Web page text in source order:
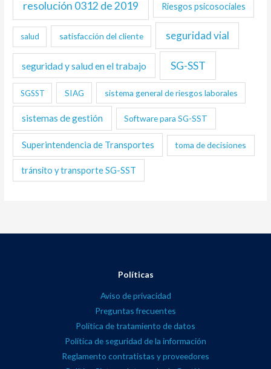
resolución 0312 de 2019 Riesgos psicosociales
salud satisfacción del cliente seguridad vial
seguridad y salud en el trabajo SG-SST
SGSST SIAG sistema general de riesgos laborales
sistemas de gestión Software para SG-SST
Superintendencia de Transportes toma de decisiones
tránsito y transporte SG-SST
Políticas
Aviso de privacidad
Preguntas frecuentes
Política de tratamiento de datos
Política de seguridad de la información
Reglamento contratistas y proveedores